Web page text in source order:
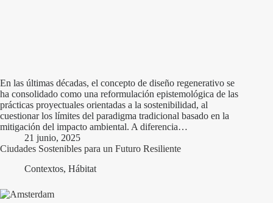
En las últimas décadas, el concepto de diseño regenerativo se
ha consolidado como una reformulación epistemológica de las
prácticas proyectuales orientadas a la sostenibilidad, al
cuestionar los límites del paradigma tradicional basado en la
mitigación del impacto ambiental. A diferencia…
21 junio, 2025
Ciudades Sostenibles para un Futuro Resiliente
Contextos, Hábitat